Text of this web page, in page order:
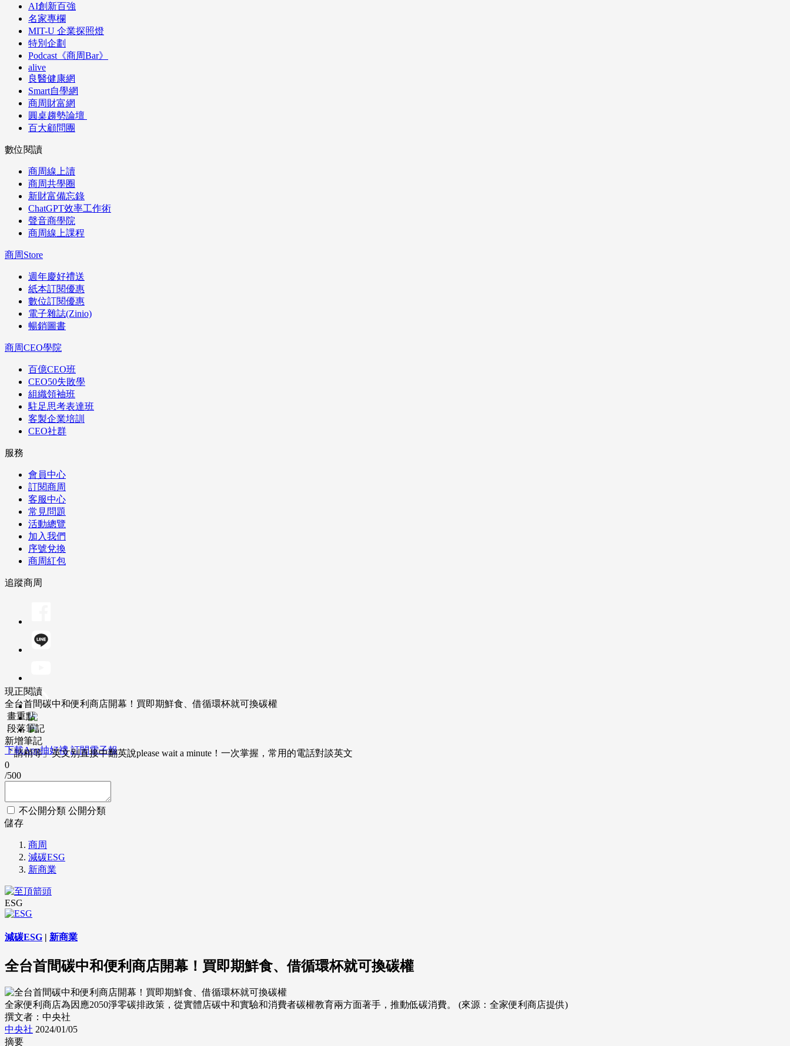
AI創新百強
名家專欄
MIT-U 企業探照燈
特別企劃
Podcast《商周Bar》
alive
良醫健康網
Smart自學網
商周財富網
圓桌趨勢論壇
百大顧問團
數位閱讀
商周線上讀
商周共學圈
新財富備忘錄
ChatGPT效率工作術
聲音商學院
商周線上課程
商周Store
週年慶好禮送
紙本訂閱優惠
數位訂閱優惠
電子雜誌(Zinio)
暢銷圖書
商周CEO學院
百億CEO班
CEO50失敗學
組織領袖班
駐足思考表達班
客製企業培訓
CEO社群
服務
會員中心
訂閱商周
客服中心
常見問題
活動總覽
加入我們
序號兌換
商周紅包
追蹤商周
下載App抽好禮 訂閱電子報
現正閱讀
全台首間碳中和便利商店開幕！買即期鮮食、借循環杯就可換碳權
畫重點
段落筆記
新增筆記
「請稍等」英文別直接中翻英說please wait a minute！一次掌握，常用的電話對談英文
0
/500
不公開分類 公開分類
儲存
商周
減碳ESG
新商業
ESG
減碳ESG | 新商業
全台首間碳中和便利商店開幕！買即期鮮食、借循環杯就可換碳權
全家便利商店為因應2050淨零碳排政策，從實體店碳中和實驗和消費者碳權教育兩方面著手，推動低碳消費。 (來源：全家便利商店提供)
撰文者：中央社
中央社 2024/01/05
摘要